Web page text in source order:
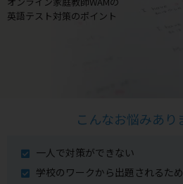
英語テスト対策のポイント
こんなお悩みあり
一人で対策ができない
学校のワークから出題されるた